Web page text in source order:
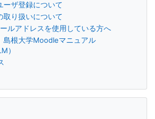
ーザ登録について
取り扱いについて
ルアドレスを使用している方へ
島根大学Moodleマニュアル
）